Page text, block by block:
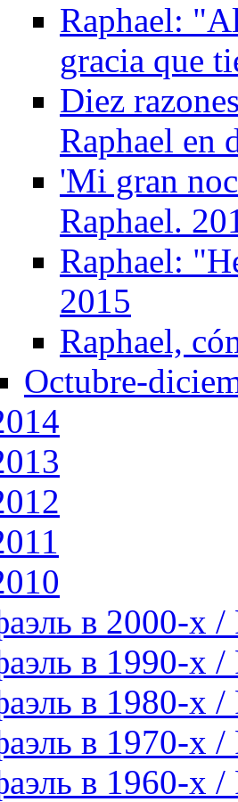
Raphael:
gracia que
Diez
Raphael en
'Mi gran
Raphael.
Raphael:
2015
Raphael,
Octubre-
в 2000-х /
в 1990-х /
в 1980-х /
в 1970-х /
в 1960-х /